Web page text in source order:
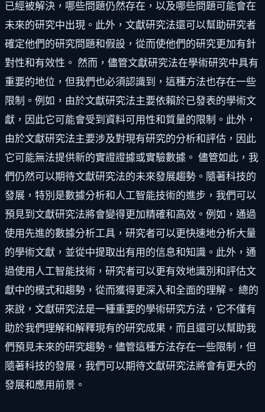
已經被解決，哪些問題仍然存在，以及哪些問題可能會在
未來的研究中出現。此外，文獻研究法還可以幫助研究者
確定他們的研究問題和假設，從而使他們的研究更加有針
對性和有效性。 然而，儘管文獻研究法在學術研究中具有
重要的地位，但我們也必須認識到，這種方法也存在一些
限制。例如，由於文獻研究法主要依賴於已發表的學術文
獻，因此它可能會受到資料可用性和質量的限制。此外，
由於文獻研究法主要涉及對現有研究的分析和評估，因此
它可能無法提供新的實證證據或實驗數據。 儘管如此，我
們仍然可以期待文獻研究法的未來發展趨勢。隨著科技的
發展，特別是數據分析和人工智能技術的進步，我們可以
預見到文獻研究法將會變得更加精確和高效。例如，通過
使用先進的數據分析工具，研究者可以更快速地分析大量
的學術文獻，並從中提取出有用的信息和知識。此外，通
過使用人工智能技術，研究者可以更有效地識別和評估文
獻中的模式和趨勢，從而獲得更深入和全面的理解。 總的
來說，文獻研究法是一種重要的學術研究方法，它不僅有
助於我們理解和解釋現有的研究成果，而且還可以幫助我
們預見未來的研究趨勢。儘管這種方法存在一些限制，但
隨著科技的發展，我們可以期待文獻研究法將會有更大的
發展和應用前景。